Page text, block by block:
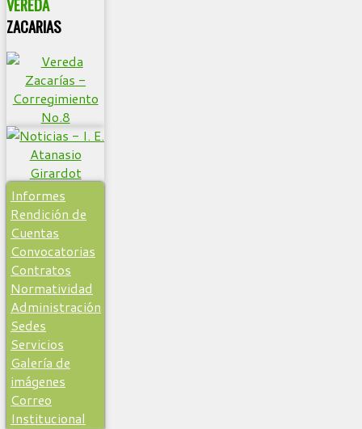
ZACARIAS
Informes
Rendición de
Cuentas
Convocatorias
Contratos
Normatividad
Administración
Sedes
Servicios
Galería de
imágenes
Correo
Institucional